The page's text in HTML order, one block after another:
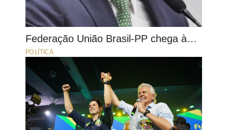
Federação União Brasil-PP chega à…
POLÍTICA